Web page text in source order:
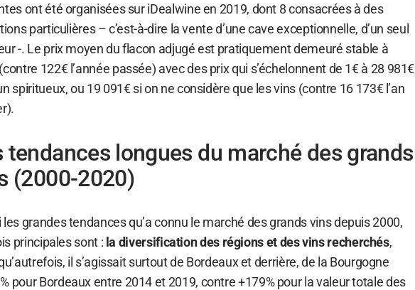
ont été organisées sur iDealwine en 2019, dont 8 consacrées à des
particulières – c’est-à-dire la vente d’une cave exceptionnelle, d’un seul
-. Le prix moyen du flacon adjugé est pratiquement demeuré stable à
122€ l’année passée) avec des prix qui s’échelonnent de 1€ à 28 981€
spiritueux, ou 19 091€ si on ne considère que les vins (contre 16 173€ l’an
tendances longues du marché des grands
(2000-2020)
les grandes tendances qu’a connu le marché des grands vins depuis 2000,
principales sont : la diversification des régions et des vins recherchés,
il s’agissait surtout de Bordeaux et derrière, de la Bourgogne
pour Bordeaux entre 2014 et 2019, contre +179% pour la valeur totale des